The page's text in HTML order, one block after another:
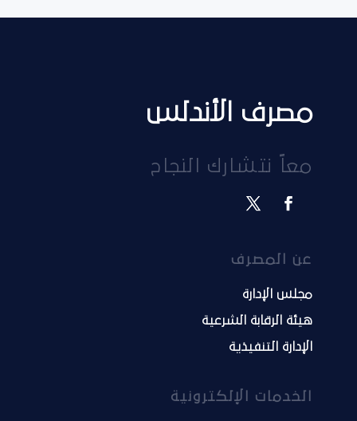
مصرف الأندلس
معاً نتشارك النجاح
عن المصرف
مجلس الإدارة
هيئة الرقابة الشرعية
الإدارة التنفيذية
الخدمات الإلكترونية